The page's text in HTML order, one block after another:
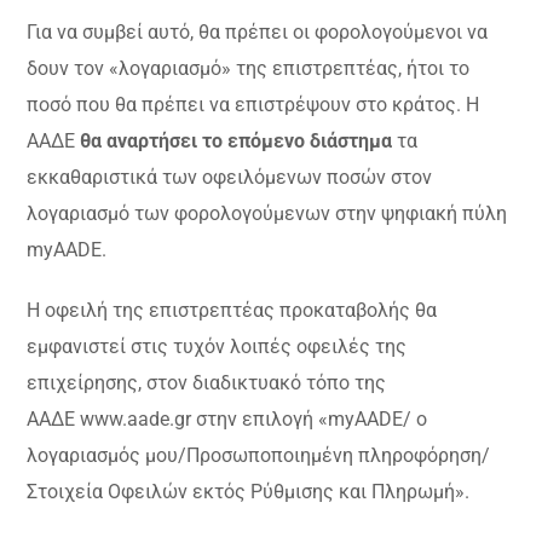
Για να συμβεί αυτό, θα πρέπει οι φορολογούμενοι να
δουν τον «λογαριασμό» της επιστρεπτέας, ήτοι το
ποσό που θα πρέπει να επιστρέψουν στο κράτος. Η
ΑΑΔΕ θα αναρτήσει το επόμενο διάστημα τα
εκκαθαριστικά των οφειλόμενων ποσών στον
λογαριασμό των φορολογούμενων στην ψηφιακή πύλη
myAADE.
Η οφειλή της επιστρεπτέας προκαταβολής θα
εμφανιστεί στις τυχόν λοιπές οφειλές της
επιχείρησης, στον διαδικτυακό τόπο της
ΑΑΔΕ www.aade.gr στην επιλογή «myAADE/ ο
λογαριασμός μου/Προσωποποιημένη πληροφόρηση/
Στοιχεία Οφειλών εκτός Ρύθμισης και Πληρωμή».